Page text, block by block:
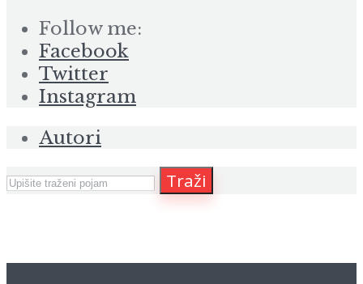
Follow me:
Facebook
Twitter
Instagram
Autori
Traži